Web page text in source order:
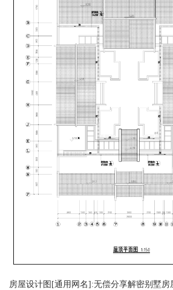
房屋设计图[通用网名]:无偿分享解密别墅房